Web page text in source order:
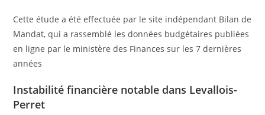
Cette étude a été effectuée par le site indépendant Bilan de
Mandat, qui a rassemblé les données budgétaires publiées
en ligne par le ministère des Finances sur les 7 dernières
années
Instabilité financière notable dans Levallois-
Perret